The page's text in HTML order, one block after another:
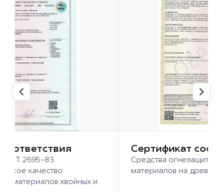
2695-83.
качество
хвойных и
Сертификат
Средства огнезащиты
материалов на